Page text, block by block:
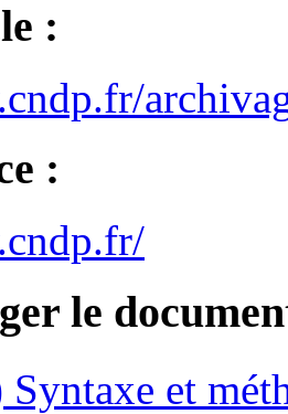
:
:
le
Syntaxe et